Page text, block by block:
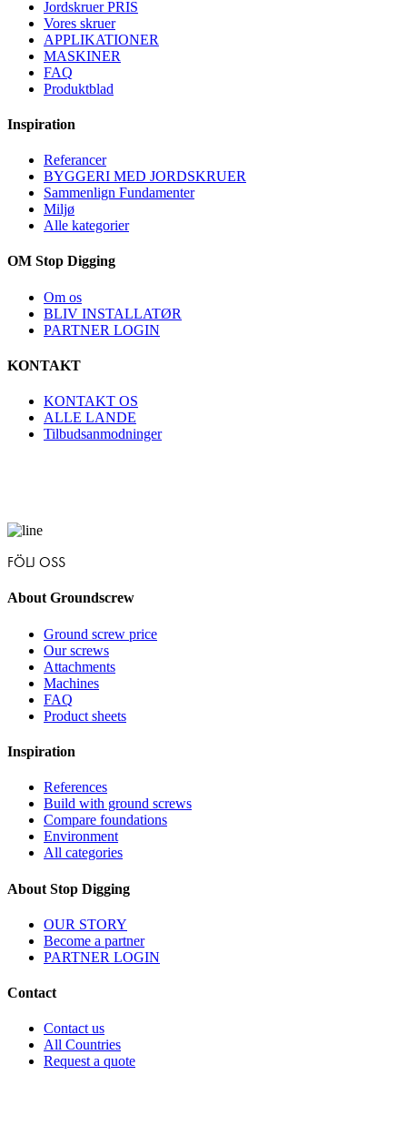
Jordskruer PRIS
Vores skruer
APPLIKATIONER
MASKINER
FAQ
Produktblad
Inspiration
Referancer
BYGGERI MED JORDSKRUER
Sammenlign Fundamenter
Miljø
Alle kategorier
OM Stop Digging
Om os
BLIV INSTALLATØR
PARTNER LOGIN
KONTAKT
KONTAKT OS
ALLE LANDE
Tilbudsanmodninger
FÖLJ OSS
About Groundscrew
Ground screw price
Our screws
Attachments
Machines
FAQ
Product sheets
Inspiration
References
Build with ground screws
Compare foundations
Environment
All categories
About Stop Digging
OUR STORY
Become a partner
PARTNER LOGIN
Contact
Contact us
All Countries
Request a quote